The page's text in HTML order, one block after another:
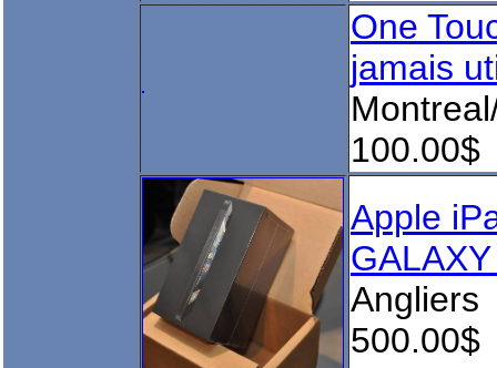
One
jamais
100.00$
Apple
Angliers
500.00$